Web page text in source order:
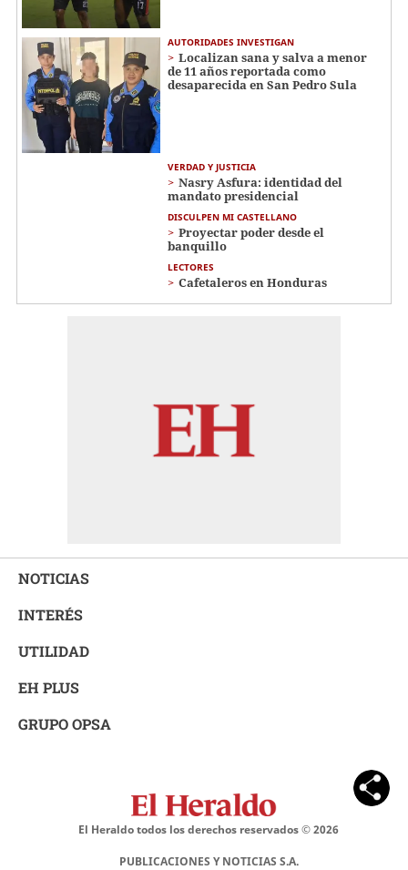
AUTORIDADES INVESTIGAN
Localizan sana y salva a menor
de 11 años reportada como
desaparecida en San Pedro Sula
VERDAD Y JUSTICIA
Nasry Asfura: identidad del
mandato presidencial
DISCULPEN MI CASTELLANO
Proyectar poder desde el
banquillo
LECTORES
Cafetaleros en Honduras
NOTICIAS
INTERÉS
UTILIDAD
EH PLUS
GRUPO OPSA
El Heraldo todos los derechos reservados ©2026
PUBLICACIONES Y NOTICIAS S.A.